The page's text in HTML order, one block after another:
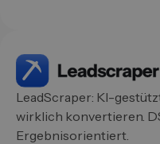
LeadScraper: KI-
wirklich konvertieren.
Ergebnisorientiert.